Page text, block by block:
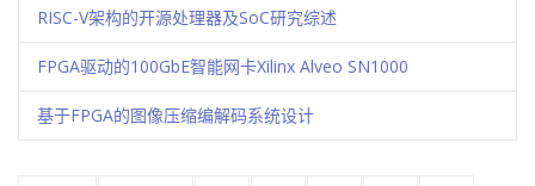
RISC-V架构的开源处理器及SoC研究综述
FPGA驱动的100GbE智能网卡Xilinx Alveo SN1000
基于FPGA的图像压缩编解码系统设计